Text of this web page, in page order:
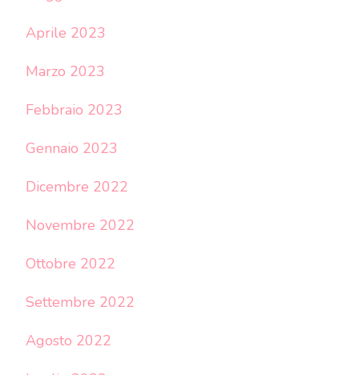
Aprile 2023
Marzo 2023
Febbraio 2023
Gennaio 2023
Dicembre 2022
Novembre 2022
Ottobre 2022
Settembre 2022
Agosto 2022